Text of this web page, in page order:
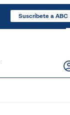
Suscríbete a ABC